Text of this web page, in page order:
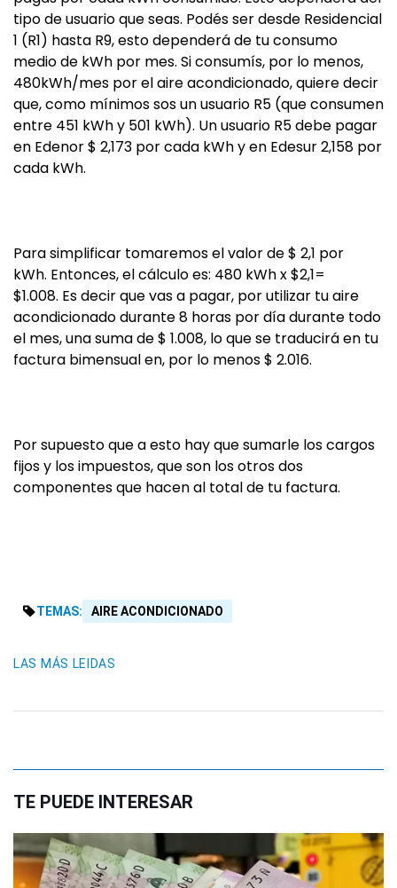
tipo de usuario que seas. Podés ser desde Residencial
1 (R1) hasta R9, esto dependerá de tu consumo
medio de kWh por mes. Si consumís, por lo menos,
480kWh/mes por el aire acondicionado, quiere decir
que, como mínimos sos un usuario R5 (que consumen
entre 451 kWh y 501 kWh). Un usuario R5 debe pagar
en Edenor $ 2,173 por cada kWh y en Edesur 2,158 por
cada kWh.
Para simplificar tomaremos el valor de $ 2,1 por
kWh. Entonces, el cálculo es: 480 kWh x $2,1=
$1.008. Es decir que vas a pagar, por utilizar tu aire
acondicionado durante 8 horas por día durante todo
el mes, una suma de $ 1.008, lo que se traducirá en tu
factura bimensual en, por lo menos $ 2.016.
Por supuesto que a esto hay que sumarle los cargos
fijos y los impuestos, que son los otros dos
componentes que hacen al total de tu factura.
TEMAS: AIRE ACONDICIONADO
LAS MÁS LEIDAS
TE PUEDE INTERESAR